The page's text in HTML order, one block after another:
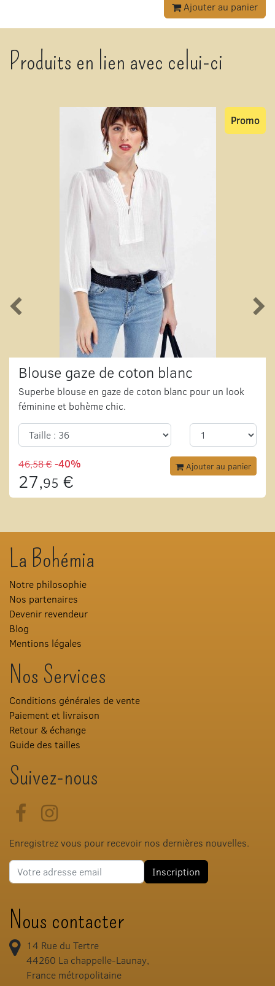
Ajouter au panier
Produits en lien avec celui-ci
Blouse gaze de coton blanc
Superbe blouse en gaze de coton blanc pour un look
féminine et bohème chic.
Promo
46,58 €-40%
27,95 €
Ajouter au panier
La Bohémia
Notre philosophie
Nos partenaires
Devenir revendeur
Blog
Mentions légales
Nos Services
Conditions générales de vente
Paiement et livraison
Retour & échange
Guide des tailles
Suivez-nous
FacebookInstagram
Enregistrez vous pour recevoir nos dernières nouvelles.
Adresse e-mail
Inscription
Nous contacter
14 Rue du Tertre
44260 La chappelle-Launay,
France métropolitaine